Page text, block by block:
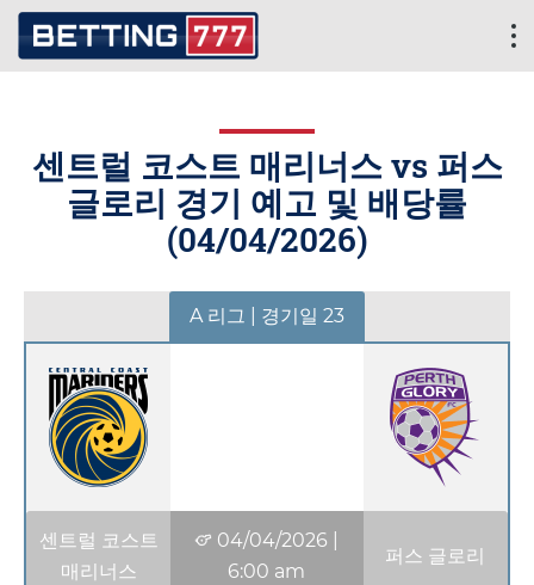
센트럴 코스트 매리너스 vs 퍼스
글로리 경기 예고 및 배당률
(04/04/2026)
A 리그 | 경기일 23
센트럴 코스트
매리너스
04/04/2026
6:00 am
퍼스 글로리